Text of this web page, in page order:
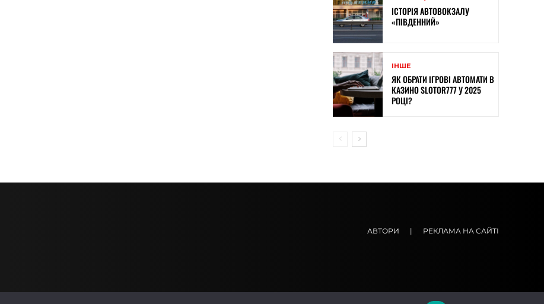
ІСТОРІЯ АВТОВОКЗАЛУ
«ПІВДЕННИЙ»
ІНШЕ
ЯК ОБРАТИ ІГРОВІ АВТОМАТИ В
КАЗИНО SLOTOR777 У 2025
РОЦІ?
АВТОРИ | РЕКЛАМА НА САЙТІ